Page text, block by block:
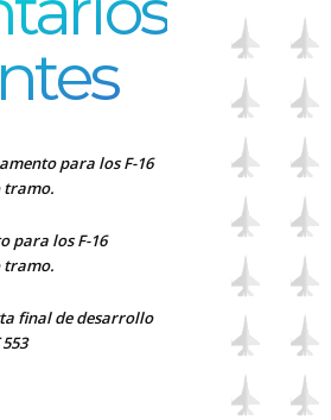
para los F-16
tramo.
para los F-16
tramo.
final de desarrollo